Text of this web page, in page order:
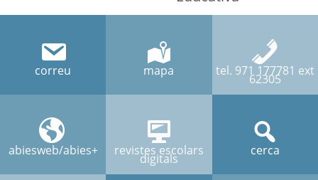
correu mapa tel. 971 177781 ext
62305
abiesweb/abies+ revistes escolars
digitals
cerca